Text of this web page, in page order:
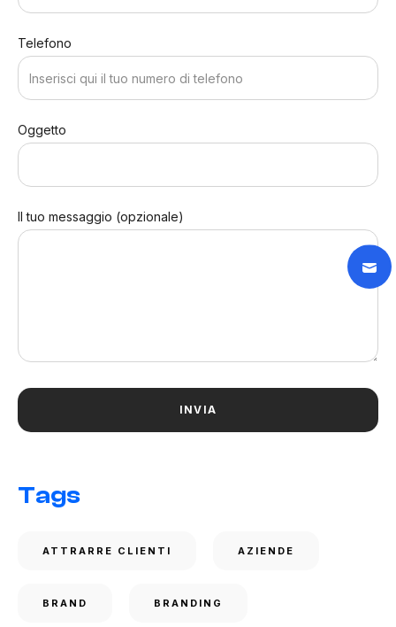
Telefono
Oggetto
Il tuo messaggio (opzionale)
Tags
ATTRARRE CLIENTI AZIENDE
BRAND BRANDING